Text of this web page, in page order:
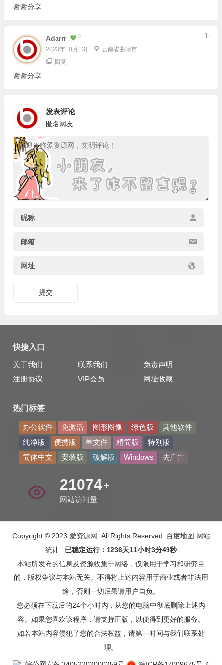
谢谢分享
Adarrr 3
2023年10月13日 云南省曲靖市
1 F
回复
谢谢分享
发表评论
匿名网友
昵称
邮箱
网址
提交
快捷入口
关于我们 联系我们
免责声明
注册协议
VIP会员 网址收藏
热门标签
办公软件 免激活 图形图像 绿色版
其他软件
纯净版
便携版 单文件 精简版
特别版
简体中文
安装版 破解版 Windows 去广告
38660 +
网站访问量
Copyright © 2023 爱资源网 All Rights Reserved. 百度地图 网站
统计
已稳定运行：1236天11小时3分51秒
本站所发布的信息及资源收集于网络，仅限用于学习和研究目
的，版权争议与本站无关。不得将上述内容用于商业或者非法用
途，否则一切后果请用户自负。
您必须在下载后的24个小时内，从您的电脑中彻底删除上述内
容。如果您喜欢该程序，请支持正版，以便得到更好的服务。
如若本站内容侵犯了您的合法权益，请第一时间与我们联系处
理。